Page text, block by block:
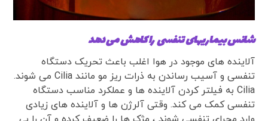
شانس بیماریهای تنفسی را کاهش می دهد
آلاینده های موجود در هوا اغلب باعث تحریک دستگاه
تنفسی و آسیب رساندن به ذرات ریز مو مانند Cilia می شوند.
Cilia به فیلتر کردن آلاینده ها و عملکرد مناسب دستگاه
تنفسی کمک می کند. وقتی آلرژن ها و آلاینده های زیادی